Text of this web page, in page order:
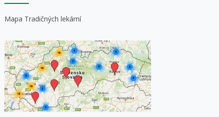
Mapa Tradičných lekární